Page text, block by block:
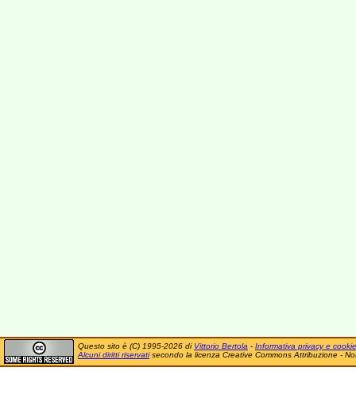
Questo sito è (C) 1995-2026 di Vittorio Bertola - Informativa privacy e cookie
Alcuni diritti riservatisecondo la licenza Creative Commons Attribuzione -